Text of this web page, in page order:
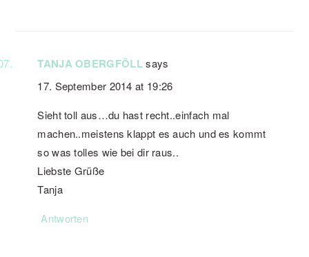
TANJA OBERGFÖLL says
17. September 2014 at 19:26
Sieht toll aus…du hast recht..einfach mal
machen..meistens klappt es auch und es kommt
so was tolles wie bei dir raus..
Liebste Grüße
Tanja
Antworten